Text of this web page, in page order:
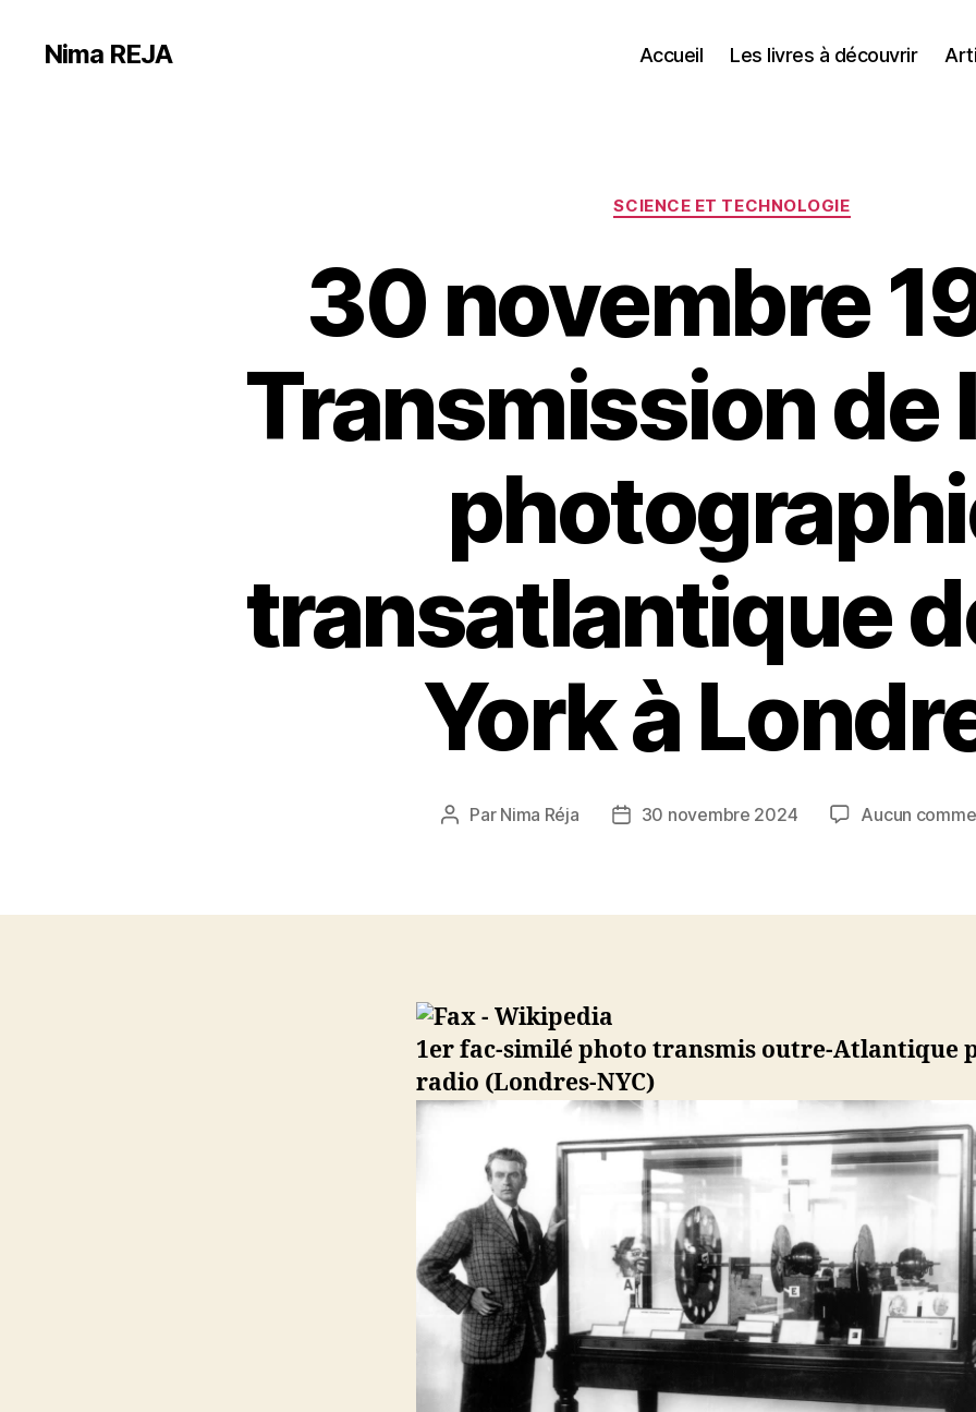
Nima REJA Accueil Les livres à découvrir
Catégories
SCIENCE ET TECHNOLOGIE
30 novembre
Transmission de
transatlantique
York à
Auteur
Par Nima Réja
Date30 novembre 2024 Aucun
1er fac-similé photo transmis outre-Atlantique
radio (Londres-NYC)